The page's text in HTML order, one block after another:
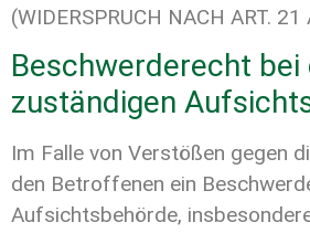
(WIDERSPRUCH NACH ART. 21
Beschwerderecht bei
zuständigen
Im Falle von Verstößen gegen
den Betroffenen ein
Aufsichtsbehörde,